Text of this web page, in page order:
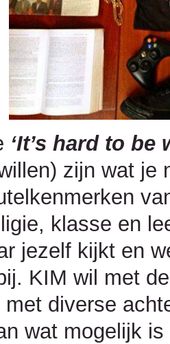
‘It’s hard to
zijn wat je
klasse en
jezelf kijkt en
KIM wil met
met diverse
wat mogelijk